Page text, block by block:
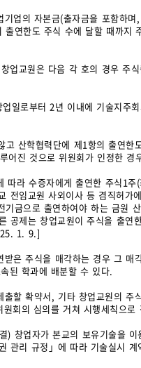
업의 자본금(출자금을 포함하며
출연한도 주식 수에 달할 때까지
업교원은 다음 각 호의 경우 주
일로부터 2년 이내에 기술지주
고 산학협력단에 제1항의 출연한
어진 것으로 위원회가 인정한 경
라 수증자에게 출연한 주식1주(
전임교원 사외이사 등 겸직허가
기금으로 출연하여야 하는 금원
공제는 창업교원이 주식을 출연
1. 9.]
은 주식을 매각하는 경우 그 매
된 학과에 배분할 수 있다.
할 확약서, 기타 창업교원의 주
회의 심의를 거쳐 시행세칙으로
) 창업자가 본교의 보유기술을 이
관리 규정」에 따라 기술실시 계